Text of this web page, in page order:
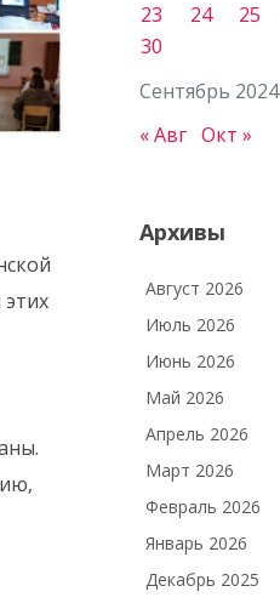
Сентябрь 2024
23
24 25
30
« Авг Окт »
Архивы
Август 2026
Июль 2026
Июнь 2026
Май 2026
Апрель 2026
Март 2026
Февраль 2026
Январь 2026
Декабрь 2025